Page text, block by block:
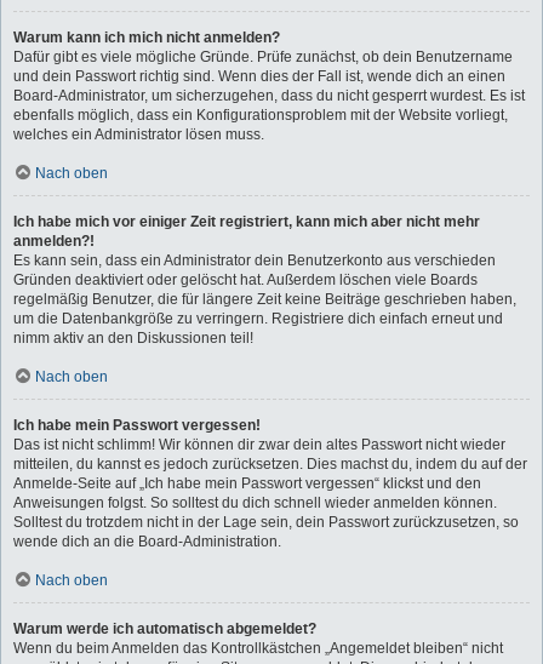
Warum kann ich mich nicht anmelden?
Dafür gibt es viele mögliche Gründe. Prüfe zunächst, ob dein Benutzername
und dein Passwort richtig sind. Wenn dies der Fall ist, wende dich an einen
Board-Administrator, um sicherzugehen, dass du nicht gesperrt wurdest. Es ist
ebenfalls möglich, dass ein Konfigurationsproblem mit der Website vorliegt,
welches ein Administrator lösen muss.
Nach oben
Ich habe mich vor einiger Zeit registriert, kann mich aber nicht mehr
anmelden?!
Es kann sein, dass ein Administrator dein Benutzerkonto aus verschieden
Gründen deaktiviert oder gelöscht hat. Außerdem löschen viele Boards
regelmäßig Benutzer, die für längere Zeit keine Beiträge geschrieben haben,
um die Datenbankgröße zu verringern. Registriere dich einfach erneut und
nimm aktiv an den Diskussionen teil!
Nach oben
Ich habe mein Passwort vergessen!
Das ist nicht schlimm! Wir können dir zwar dein altes Passwort nicht wieder
mitteilen, du kannst es jedoch zurücksetzen. Dies machst du, indem du auf der
Anmelde-Seite auf „Ich habe mein Passwort vergessen“ klickst und den
Anweisungen folgst. So solltest du dich schnell wieder anmelden können.
Solltest du trotzdem nicht in der Lage sein, dein Passwort zurückzusetzen, so
wende dich an die Board-Administration.
Nach oben
Warum werde ich automatisch abgemeldet?
Wenn du beim Anmelden das Kontrollkästchen „Angemeldet bleiben“ nicht